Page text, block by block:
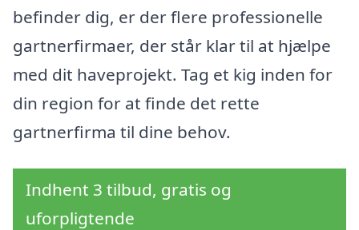
befinder dig, er der flere professionelle
gartnerfirmaer, der står klar til at hjælpe
med dit haveprojekt. Tag et kig inden for
din region for at finde det rette
gartnerfirma til dine behov.
Indhent 3 tilbud, gratis og
uforpligtende